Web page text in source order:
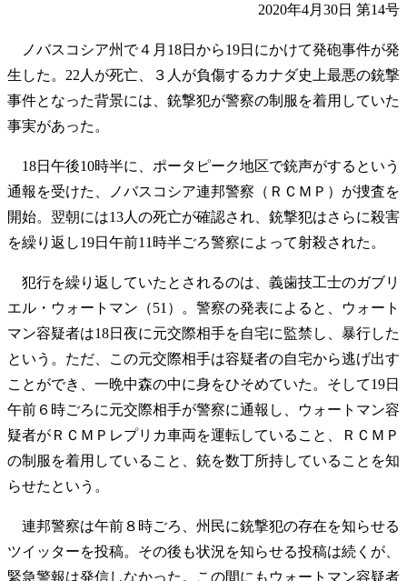
2020年4月30日 第14号
ノバスコシア州で４月18日から19日にかけて発砲事件が発
生した。22人が死亡、３人が負傷するカナダ史上最悪の銃撃
事件となった背景には、銃撃犯が警察の制服を着用していた
事実があった。
18日午後10時半に、ポータピーク地区で銃声がするという
通報を受けた、ノバスコシア連邦警察（ＲＣＭＰ）が捜査を
開始。翌朝には13人の死亡が確認され、銃撃犯はさらに殺害
を繰り返し19日午前11時半ごろ警察によって射殺された。
犯行を繰り返していたとされるのは、義歯技工士のガブリ
エル・ウォートマン（51）。警察の発表によると、ウォート
マン容疑者は18日夜に元交際相手を自宅に監禁し、暴行した
という。ただ、この元交際相手は容疑者の自宅から逃げ出す
ことができ、一晩中森の中に身をひそめていた。そして19日
午前６時ごろに元交際相手が警察に通報し、ウォートマン容
疑者がＲＣＭＰレプリカ車両を運転していること、ＲＣＭＰ
の制服を着用していること、銃を数丁所持していることを知
らせたという。
連邦警察は午前８時ごろ、州民に銃撃犯の存在を知らせる
ツイッターを投稿。その後も状況を知らせる投稿は続くが、
緊急警報は発信しなかった。この間にもウォートマン容疑者